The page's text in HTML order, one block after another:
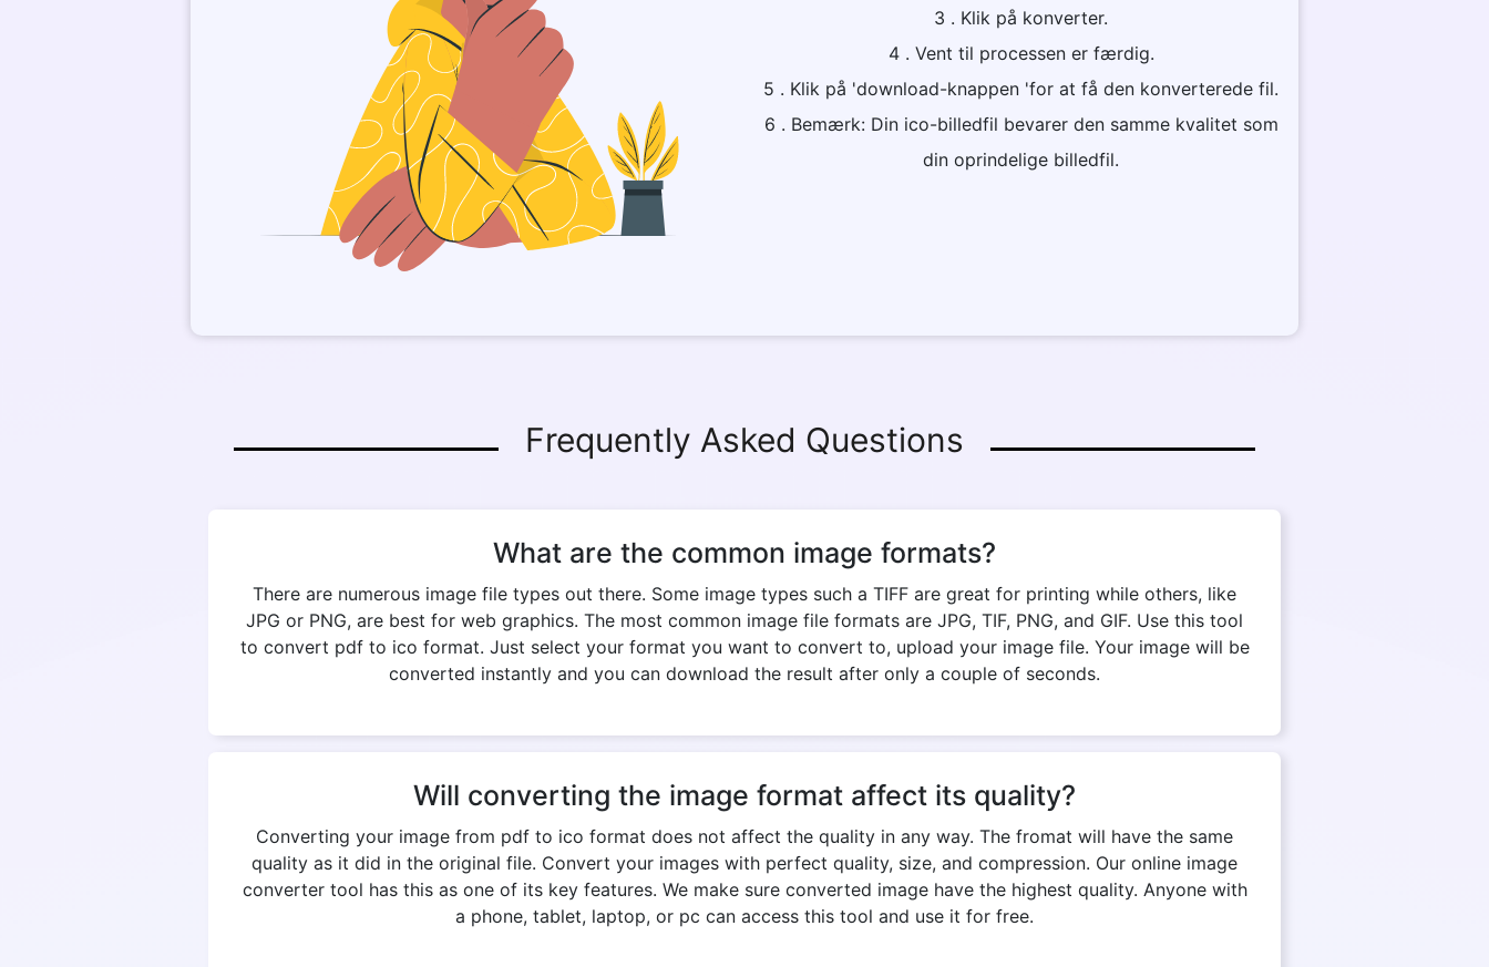
3 . Klik på konverter.
4 . Vent til processen er færdig.
5 . Klik på 'download-knappen 'for at få den konverterede fil.
6 . Bemærk: Din ico-billedfil bevarer den samme kvalitet som
din oprindelige billedfil.
Frequently Asked Questions
What are the common image formats?
There are numerous image file types out there. Some image types such a TIFF are great for printing while others, like
JPG or PNG, are best for web graphics. The most common image file formats are JPG, TIF, PNG, and GIF. Use this tool
to convert pdf to ico format. Just select your format you want to convert to, upload your image file. Your image will be
converted instantly and you can download the result after only a couple of seconds.
Will converting the image format affect its quality?
Converting your image from pdf to ico format does not affect the quality in any way. The fromat will have the same
quality as it did in the original file. Convert your images with perfect quality, size, and compression. Our online image
converter tool has this as one of its key features. We make sure converted image have the highest quality. Anyone with
a phone, tablet, laptop, or pc can access this tool and use it for free.